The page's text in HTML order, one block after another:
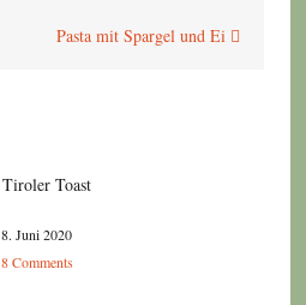
Pasta mit Spargel und Ei
8. Juni 2020
8 Comments